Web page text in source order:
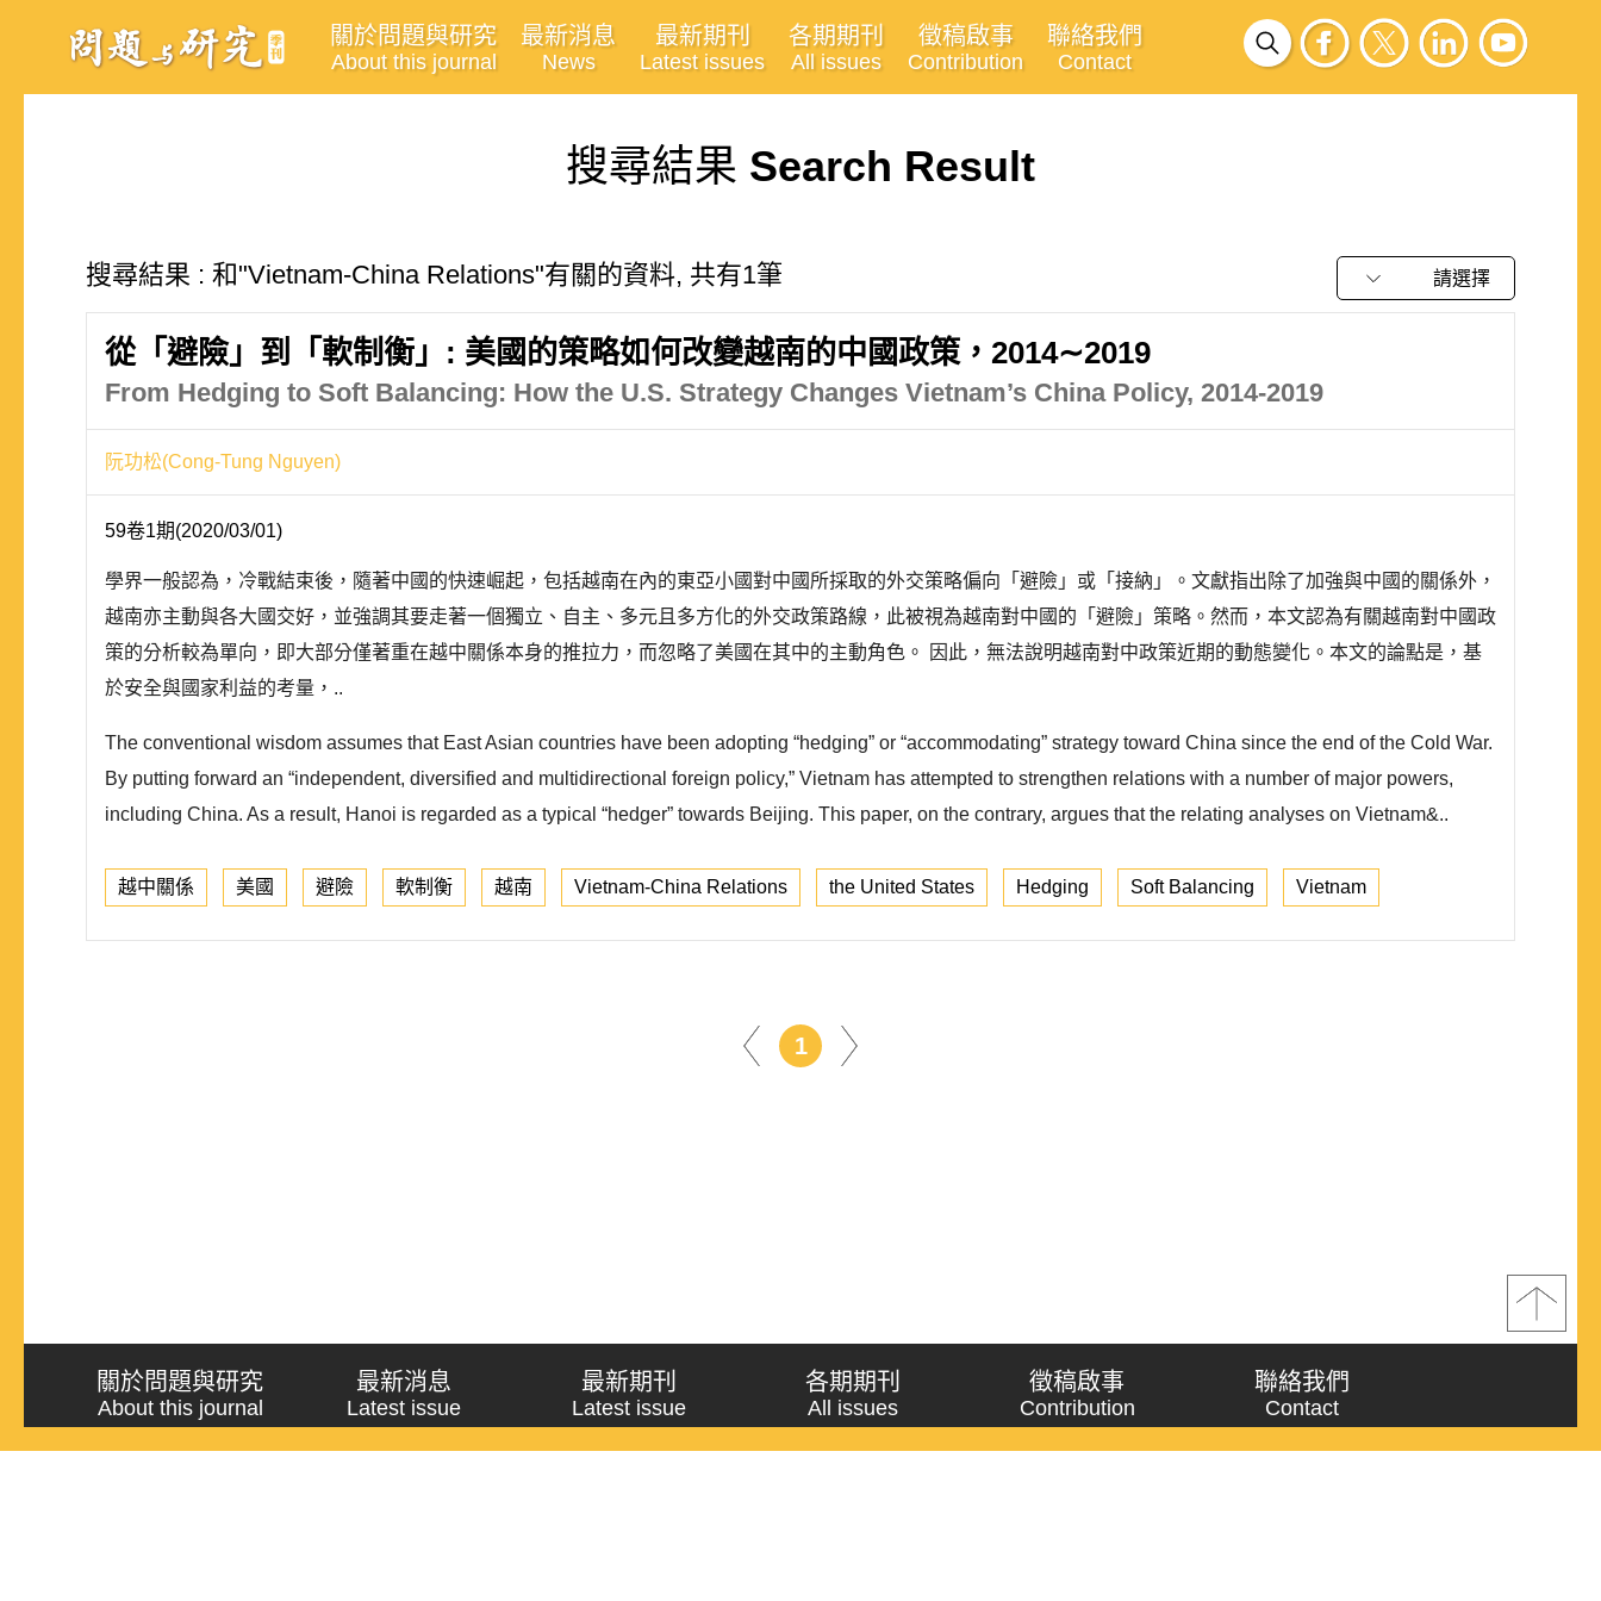
關於問題與研究
About this journal
最新消息
News
最新期刊
Latest issues
各期期刊
All issues
徵稿啟事
Contribution
聯絡我們
Contact
搜尋結果 Search Result
搜尋結果 : 和"Vietnam-China Relations"有關的資料, 共有1筆 請選擇
從「避險」到「軟制衡」: 美國的策略如何改變越南的中國政策，2014∼2019
From Hedging to Soft Balancing: How the U.S. Strategy Changes Vietnam’s China Policy, 2014-2019
阮功松(Cong-Tung Nguyen)
59卷1期(2020/03/01)
學界一般認為，冷戰結束後，隨著中國的快速崛起，包括越南在內的東亞小國對中國所採取的外交策略偏向「避險」或「接納」。文獻指出除了加強與中國的關係外，
越南亦主動與各大國交好，並強調其要走著一個獨立、自主、多元且多方化的外交政策路線，此被視為越南對中國的「避險」策略。然而，本文認為有關越南對中國政
策的分析較為單向，即大部分僅著重在越中關係本身的推拉力，而忽略了美國在其中的主動角色。 因此，無法說明越南對中政策近期的動態變化。本文的論點是，基
於安全與國家利益的考量，..
The conventional wisdom assumes that East Asian countries have been adopting “hedging” or “accommodating” strategy toward China since the end of the Cold War.
By putting forward an “independent, diversified and multidirectional foreign policy,” Vietnam has attempted to strengthen relations with a number of major powers,
including China. As a result, Hanoi is regarded as a typical “hedger” towards Beijing. This paper, on the contrary, argues that the relating analyses on Vietnam&..
越中關係 美國 避險 軟制衡 越南 Vietnam-China Relations the United States Hedging Soft Balancing Vietnam
1
關於問題與研究
About this journal
最新消息
Latest issue
最新期刊
Latest issue
各期期刊
All issues
徵稿啟事
Contribution
聯絡我們
Contact